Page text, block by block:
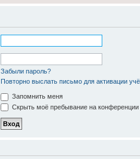
Забыли пароль?
Повторно выслать письмо для активации
Запомнить меня
Скрыть моё пребывание на конференции